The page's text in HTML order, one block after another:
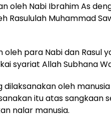
oleh Nabi Ibrahim As
Rasululah Muhammad
para Nabi dan Rasul
syariat Allah Subhana
oleh
itu atas sangkaan
nalar manusia.